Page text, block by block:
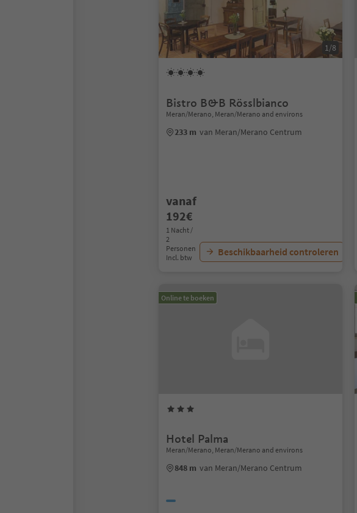
1/8
Bistro B&B Rösslbianco
Meran/Merano, Meran/Merano and environs
233 m van Meran/Merano Centrum
vanaf
192€
1 Nacht /
2
Personen
Incl. btw
Beschikbaarheid controleren
Online te boeken
Hotel Palma
Meran/Merano, Meran/Merano and environs
848 m van Meran/Merano Centrum